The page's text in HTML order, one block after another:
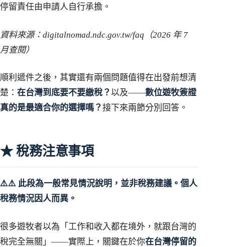
停留責任由申請人自行承擔。
資料來源：digitalnomad.ndc.gov.tw/faq（2026 年 7
月查閱）
順利遞件之後，其實還有兩個問題值得在出發前想清
楚： 在台灣到底要不要繳稅？以及——數位遊牧簽證
真的是最適合你的選擇嗎？接下來兩節分別回答。
★ 稅務注意事項
⚠️⚠️ 此段為一般常見情況說明，並非稅務建議。個人
稅務情況因人而異。
很多遊牧者以為「工作和收入都在境外，就跟台灣的
稅完全無關」——實際上，關鍵在於你在台灣停留的